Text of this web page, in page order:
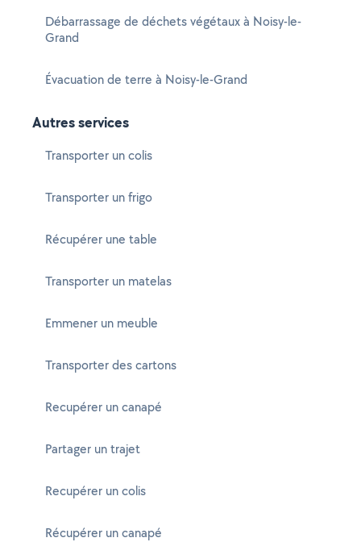
Débarrassage de déchets végétaux à Noisy-le-
Grand
Évacuation de terre à Noisy-le-Grand
Autres services
Transporter un colis
Transporter un frigo
Récupérer une table
Transporter un matelas
Emmener un meuble
Transporter des cartons
Recupérer un canapé
Partager un trajet
Recupérer un colis
Récupérer un canapé